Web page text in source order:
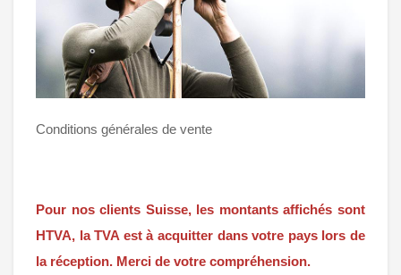
Conditions générales de vente
Pour nos clients Suisse, les montants affichés sont
HTVA, la TVA est à acquitter dans votre pays lors de
la réception. Merci de votre compréhension.